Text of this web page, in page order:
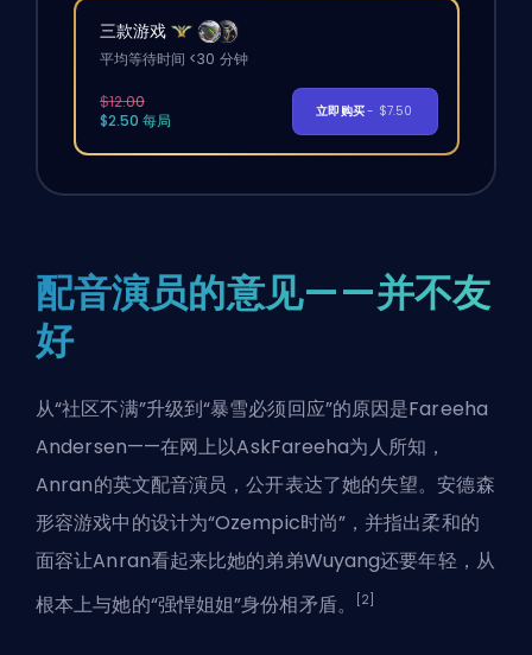
三款游戏
平均等待时间 <30 分钟
$12.00
$2.50 每局
立即购买- $7.50
配音演员的意见——并不友
好
从“社区不满”升级到“暴雪必须回应”的原因是Fareeha
Andersen——在网上以AskFareeha为人所知，
Anran的英文配音演员，公开表达了她的失望。安德森
形容游戏中的设计为“Ozempic时尚”，并指出柔和的
面容让Anran看起来比她的弟弟Wuyang还要年轻，从
根本上与她的“强悍姐姐”身份相矛盾。
[2]